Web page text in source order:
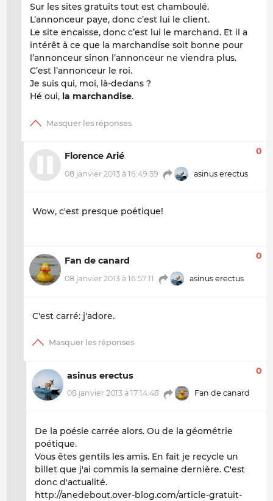
Sur les sites gratuits tout est chamboulé.
L’annonceur paye, donc c’est lui le client.
Le site encaisse, donc c’est lui le marchand. Et il a
intérêt à ce que la marchandise soit bonne pour
l’annonceur sinon l’annonceur ne viendra plus.
C’est l’annonceur le roi.
Je suis qui, moi, là-dedans ?
Hé oui, la marchandise.
Florence Arié
08 janvier 2013 à 16:49:59 asinus erectus
0
Wow, c'est presque poétique!
Fan de canard
08 janvier 2013 à 16:57:11 asinus erectus
0
C'est carré: j'adore.
asinus erectus
08 janvier 2013 à 17:14:48 Fan de canard
0
De la poésie carrée alors. Ou de la géométrie
poétique.
Vous êtes gentils les amis. En fait je recycle un
billet que j'ai commis la semaine dernière. C'est
donc d'actualité.
http://anedebout.over-blog.com/article-gratuit-